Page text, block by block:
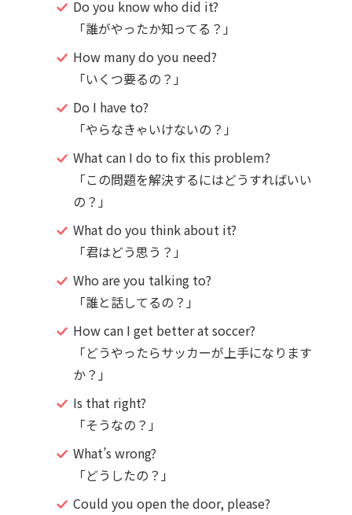
Do you know who did it?
「誰がやったか知ってる？」
How many do you need?
「いくつ要るの？」
Do I have to?
「やらなきゃいけないの？」
What can I do to fix this problem?
「この問題を解決するにはどうすればいい
の？」
What do you think about it?
「君はどう思う？」
Who are you talking to?
「誰と話してるの？」
How can I get better at soccer?
「どうやったらサッカーが上手になります
か？」
Is that right?
「そうなの？」
What’s wrong?
「どうしたの？」
Could you open the door, please?